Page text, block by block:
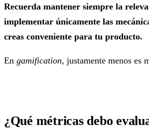
Recuerda mantener siempre la
implementar únicamente las
creas conveniente para tu producto.
En gamification, justamente menos es
¿Qué métricas debo